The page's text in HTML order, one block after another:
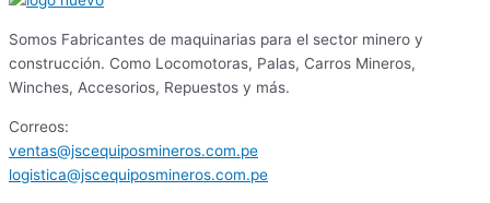
Somos Fabricantes de maquinarias para el sector minero y
construcción. Como Locomotoras, Palas, Carros Mineros,
Winches, Accesorios, Repuestos y más.
Correos:
ventas@jscequiposmineros.com.pe
logistica@jscequiposmineros.com.pe